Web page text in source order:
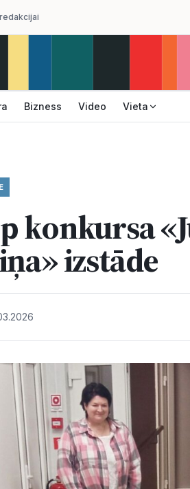
Bizness Video Vieta
konkursa
izstāde